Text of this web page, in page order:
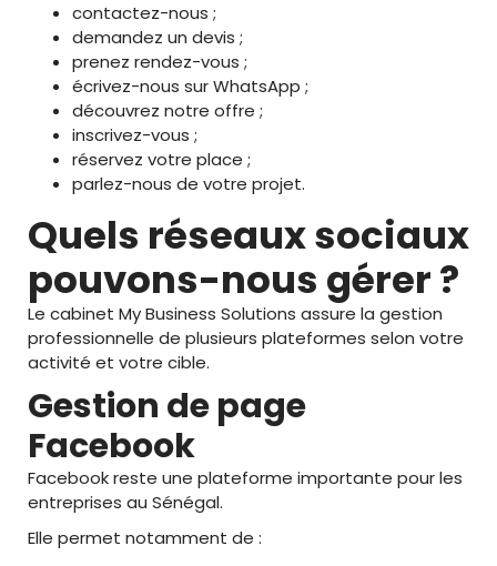
contactez-nous ;
demandez un devis ;
prenez rendez-vous ;
écrivez-nous sur WhatsApp ;
découvrez notre offre ;
inscrivez-vous ;
réservez votre place ;
parlez-nous de votre projet.
Quels réseaux sociaux
pouvons-nous gérer ?
Le cabinet My Business Solutions assure la gestion
professionnelle de plusieurs plateformes selon votre
activité et votre cible.
Gestion de page
Facebook
Facebook reste une plateforme importante pour les
entreprises au Sénégal.
Elle permet notamment de :